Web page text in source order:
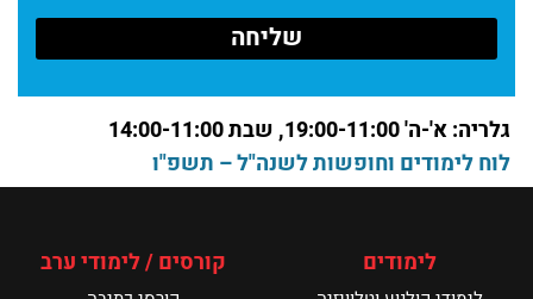
2025 המחלקה לקולנוע// מכללת מנשר – חדשות
קרא עוד >
קרא עוד >גלריה: א'-ה' 19:00-11:00, שבת 14:00-11:00
לוח לימודים וחופשות לשנה"ל – תשפ"ו
לימודים קורסים / לימודי ערב